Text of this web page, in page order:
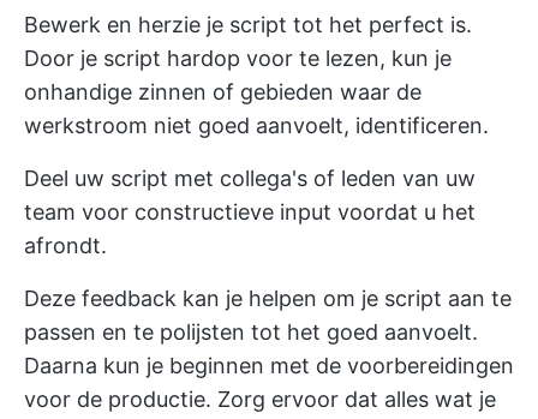
Bewerk en herzie je script tot het perfect is.
Door je script hardop voor te lezen, kun je
onhandige zinnen of gebieden waar de
werkstroom niet goed aanvoelt, identificeren.
Deel uw script met collega's of leden van uw
team voor constructieve input voordat u het
afrondt.
Deze feedback kan je helpen om je script aan te
passen en te polijsten tot het goed aanvoelt.
Daarna kun je beginnen met de voorbereidingen
voor de productie. Zorg ervoor dat alles wat je